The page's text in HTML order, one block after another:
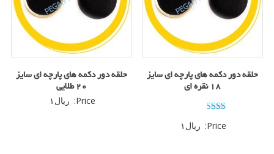
حلقه دور دکمه های پارچه ای سایز
۱۸ نقره ای
2.00
Price: ریال ۱
حلقه دور دکمه های پارچه ای سایز
۲۰ طلایی
Price: ریال ۱